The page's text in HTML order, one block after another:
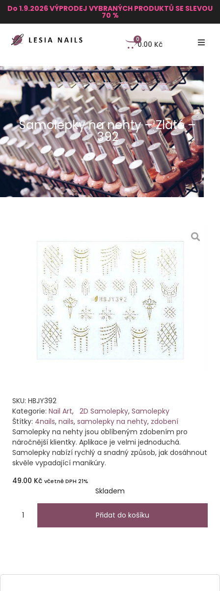
Do 1.9.2026 VÝPRODEJ VYBRANÝCH PRODUKTŮ SE SLEVOU
70 %
0.00 Kč
0
Samolepky na nehty – Zlaté –
392
SKU: HBJY392
Kategorie: Nail Art, 2D Samolepky, Samolepky
Štítky: 4nails, nails, samolepky na nehty, zdobení
Samolepky na nehty jsou oblíbeným zdobením pro
náročnější klientky. Aplikace je velmi jednoduchá.
Samolepky nabízí rychlý a snadný způsob, jak dosáhnout
skvěle vypadající manikúry.
49.00 Kč včetně DPH 21%
Skladem
Přidat do košíku